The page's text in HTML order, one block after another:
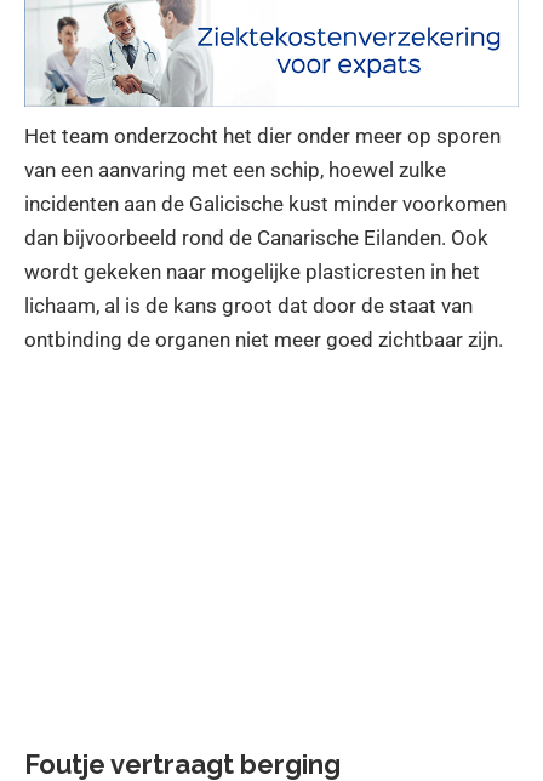
Het team onderzocht het dier onder meer op sporen
van een aanvaring met een schip, hoewel zulke
incidenten aan de Galicische kust minder voorkomen
dan bijvoorbeeld rond de Canarische Eilanden. Ook
wordt gekeken naar mogelijke plasticresten in het
lichaam, al is de kans groot dat door de staat van
ontbinding de organen niet meer goed zichtbaar zijn.
Foutje vertraagt berging